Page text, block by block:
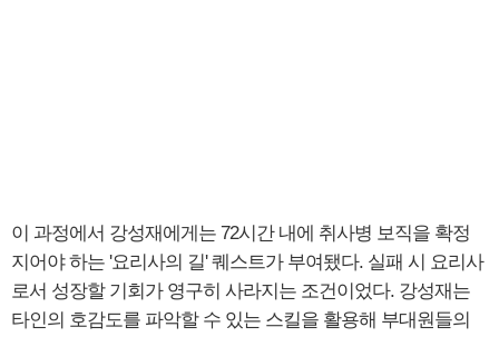
이 과정에서 강성재에게는 72시간 내에 취사병 보직을 확정
지어야 하는 '요리사의 길' 퀘스트가 부여됐다. 실패 시 요리사
로서 성장할 기회가 영구히 사라지는 조건이었다. 강성재는
타인의 호감도를 파악할 수 있는 스킬을 활용해 부대원들의